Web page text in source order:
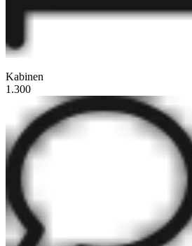
Kabinen
1.300